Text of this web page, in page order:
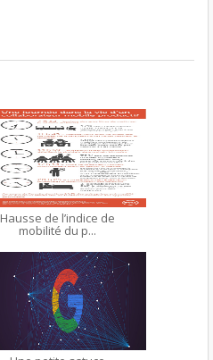
Hausse de l’indice de
mobilité du p...